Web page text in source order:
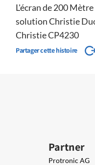
L'écran de 200
solution Christie
Christie CP4230
Partager cette histoire
Partner
Protronic AG